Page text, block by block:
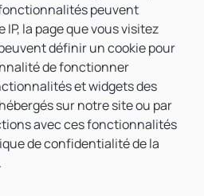
peuvent
la page que vous visitez
définir un cookie pour
de fonctionner
et widgets des
sur notre site ou par
avec ces fonctionnalités
de confidentialité de la